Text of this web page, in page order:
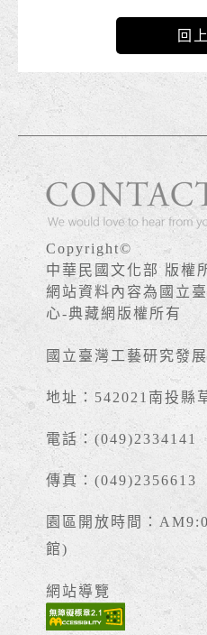
回
Copyright©
中華民國文化部 版權
網站資料內容為國立
心-典藏網版權所有
國立臺灣工藝研究發
地址：542021南投縣
電話：(049)2334141
傳真：(049)2356613
園區開放時間：
館)
網站導覽